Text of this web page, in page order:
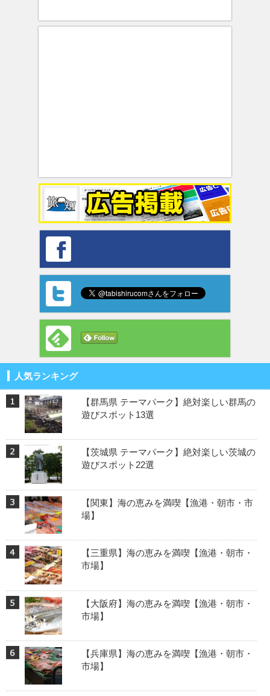
人気ランキング
【群馬県 テーマパーク】絶対楽しい群馬の
遊びスポット13選
【茨城県 テーマパーク】絶対楽しい茨城の
遊びスポット22選
【関東】海の恵みを満喫【漁港・朝市・市
場】
【三重県】海の恵みを満喫【漁港・朝市・
市場】
【大阪府】海の恵みを満喫【漁港・朝市・
市場】
【兵庫県】海の恵みを満喫【漁港・朝市・
市場】